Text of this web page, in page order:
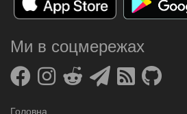
Ми в соцмережах
Головна